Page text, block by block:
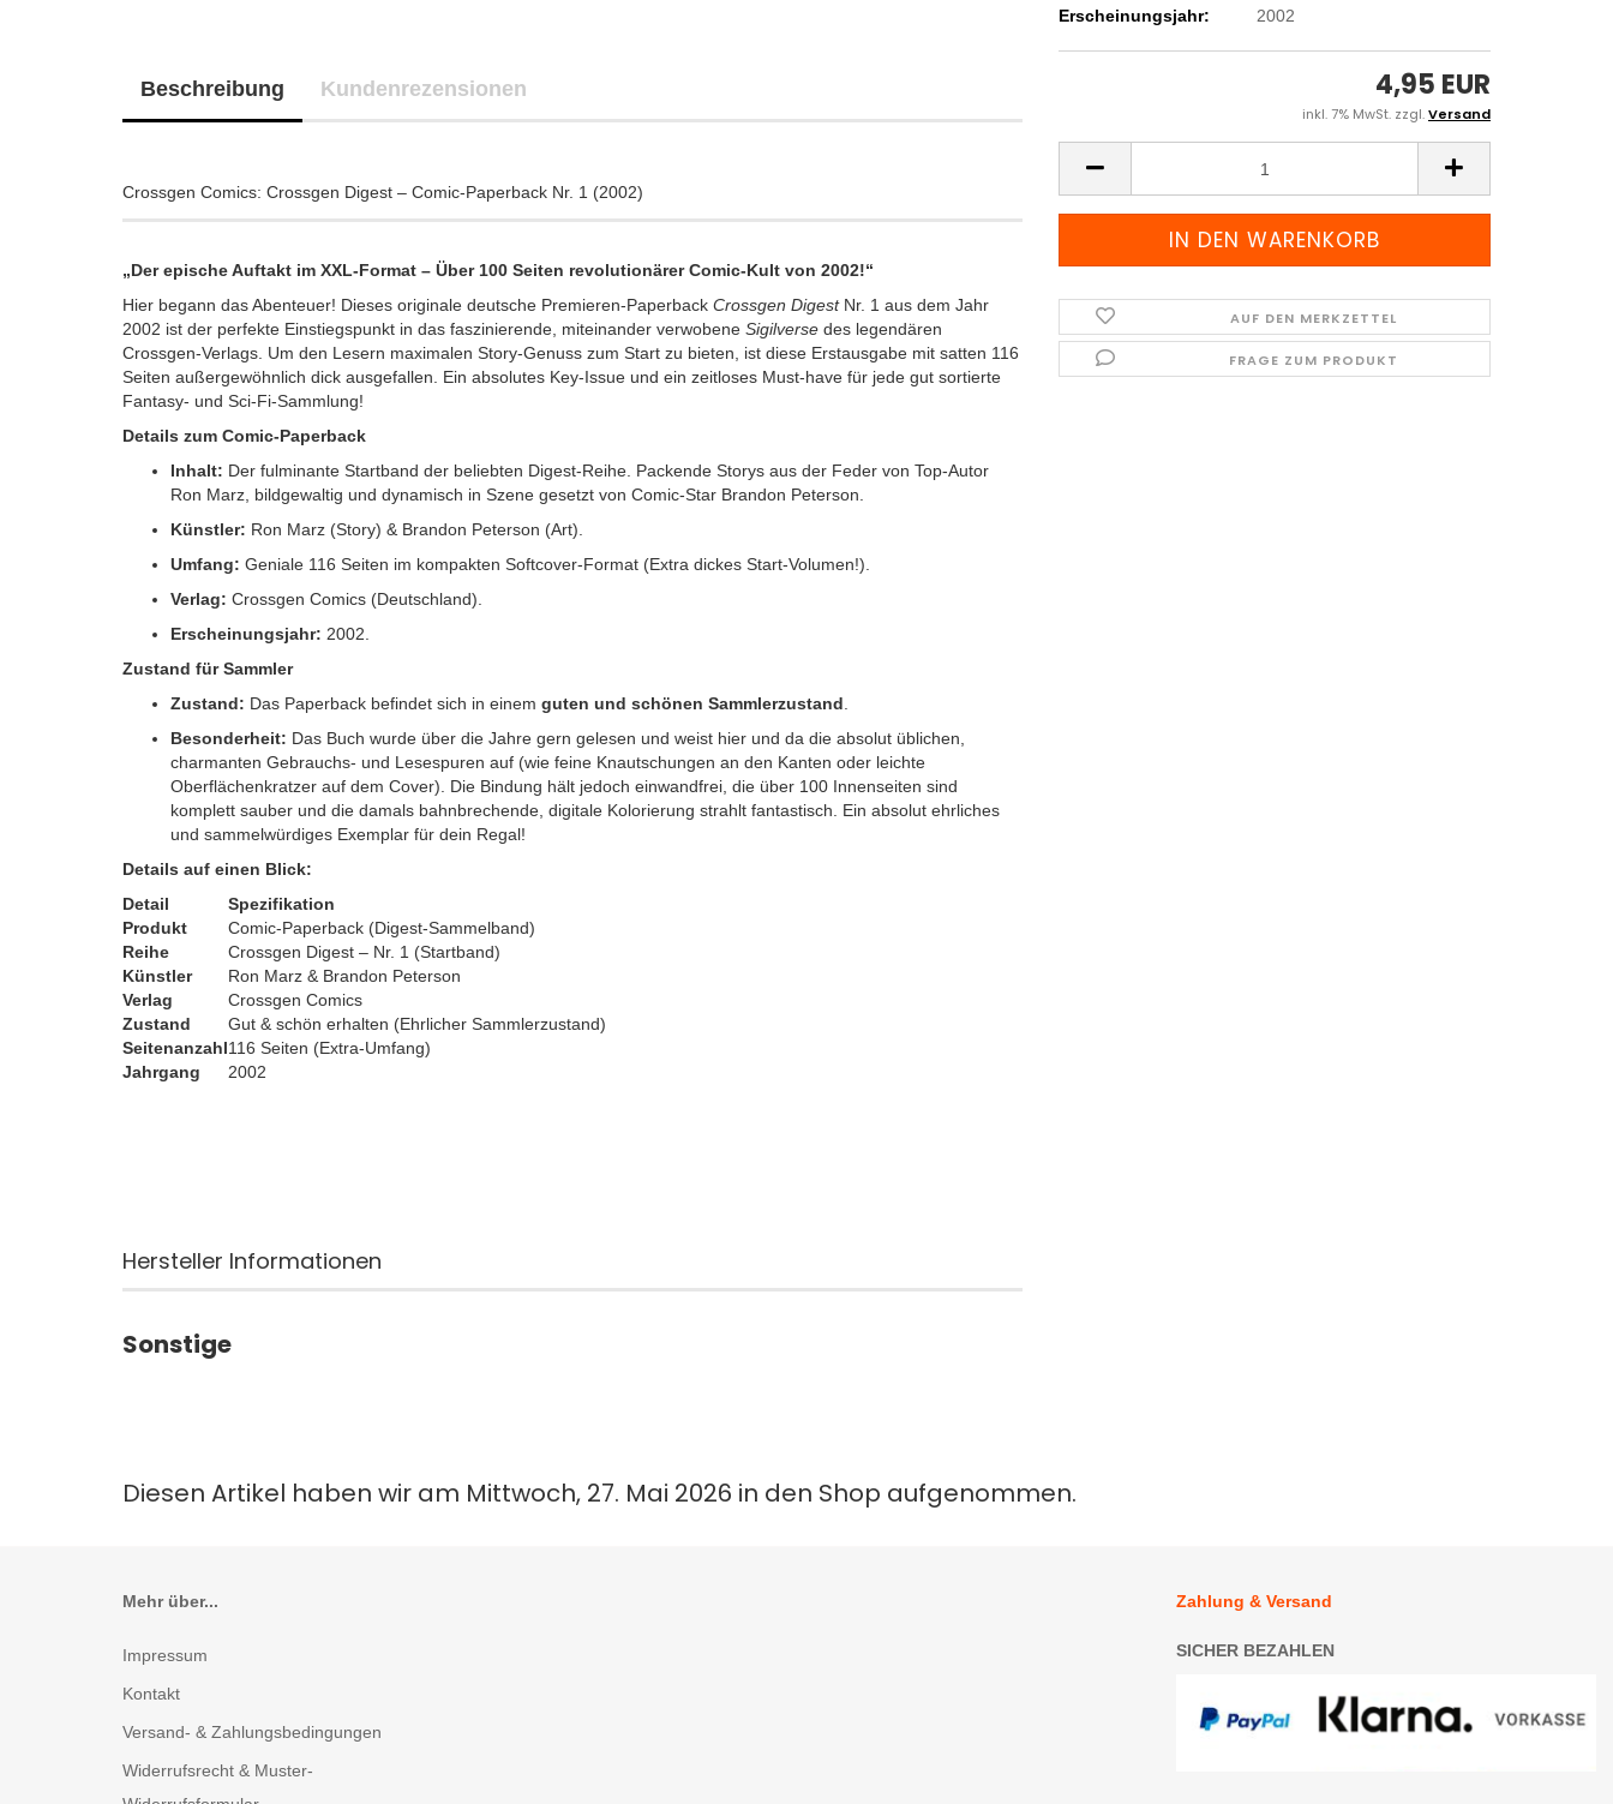
Erscheinungsjahr:
2002
4,95 EUR
inkl. 7% MwSt. zzgl.Versand
AUF DEN MERKZETTEL
FRAGE ZUM PRODUKT
Beschreibung Kundenrezensionen
Crossgen Comics: Crossgen Digest – Comic-Paperback Nr. 1 (2002)
„Der epische Auftakt im XXL-Format – Über 100 Seiten revolutionärer Comic-Kult von 2002!“
Hier begann das Abenteuer! Dieses originale deutsche Premieren-Paperback Crossgen DigestNr. 1 aus dem Jahr
2002 ist der perfekte Einstiegspunkt in das faszinierende, miteinander verwobene Sigilverse des legendären
Crossgen-Verlags. Um den Lesern maximalen Story-Genuss zum Start zu bieten, ist diese Erstausgabe mit satten 116
Seiten außergewöhnlich dick ausgefallen. Ein absolutes Key-Issue und ein zeitloses Must-have für jede gut sortierte
Fantasy- und Sci-Fi-Sammlung!
Details zum Comic-Paperback
Inhalt: Der fulminante Startband der beliebten Digest-Reihe. Packende Storys aus der Feder von Top-Autor
Ron Marz, bildgewaltig und dynamisch in Szene gesetzt von Comic-Star Brandon Peterson.
Künstler: Ron Marz (Story) & Brandon Peterson (Art).
Umfang: Geniale 116 Seiten im kompakten Softcover-Format (Extra dickes Start-Volumen!).
Verlag: Crossgen Comics (Deutschland).
Erscheinungsjahr: 2002.
Zustand für Sammler
Zustand: Das Paperback befindet sich in einem guten und schönen Sammlerzustand
Besonderheit: Das Buch wurde über die Jahre gern gelesen und weist hier und da die absolut üblichen,
charmanten Gebrauchs- und Lesespuren auf (wie feine Knautschungen an den Kanten oder leichte
Oberflächenkratzer auf dem Cover). Die Bindung hält jedoch einwandfrei, die über 100 Innenseiten sind
komplett sauber und die damals bahnbrechende, digitale Kolorierung strahlt fantastisch. Ein absolut ehrliches
und sammelwürdiges Exemplar für dein Regal!
Details auf einen Blick:
Detail
Spezifikation
Produkt
Comic-Paperback (Digest-Sammelband)
Reihe
Crossgen Digest – Nr. 1 (Startband)
Künstler
Ron Marz & Brandon Peterson
Verlag
Crossgen Comics
Zustand
Gut & schön erhalten (Ehrlicher Sammlerzustand)
Seitenanzahl116 Seiten (Extra-Umfang)
Jahrgang
2002
Hersteller Informationen
Sonstige
Diesen Artikel haben wir am Mittwoch, 27. Mai 2026 in den Shop aufgenommen.
Mehr über...
Impressum
Kontakt
Versand- & Zahlungsbedingungen
Widerrufsrecht & Muster-
Zahlung & Versand
SICHER BEZAHLEN